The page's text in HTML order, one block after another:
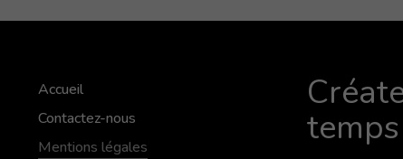
Accueil
Contactez-nous
Mentions légales
temps